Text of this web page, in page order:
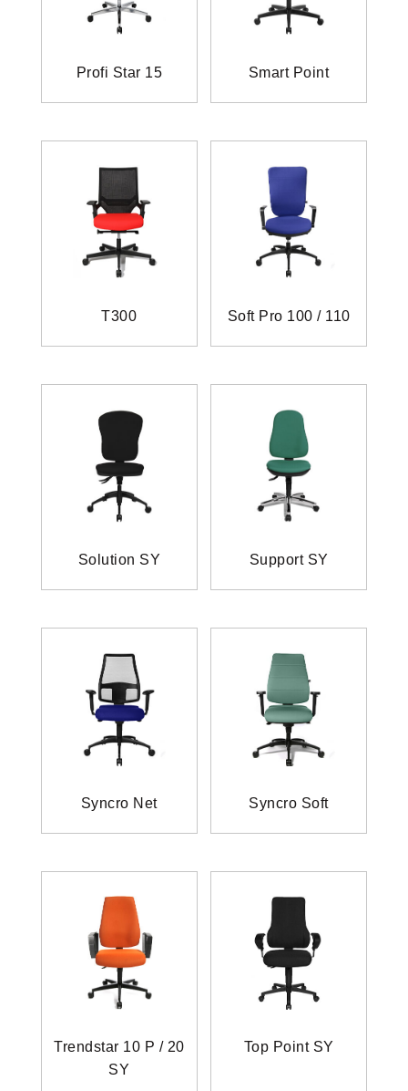
Profi Star 15 Smart Point
T300 Soft Pro 100 / 110
Solution SY Support SY
Syncro Net Syncro Soft
Trendstar 10 P / 20
SY
Top Point SY